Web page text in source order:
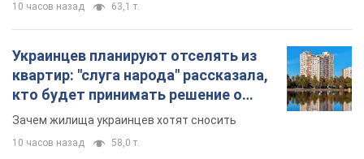
10 часов назад 63,1 т.
Украинцев планируют отселять из
квартир: "слуга народа" рассказала,
кто будет принимать решение о
сносе домов
Зачем жилища украинцев хотят сносить
10 часов назад 58,0 т.